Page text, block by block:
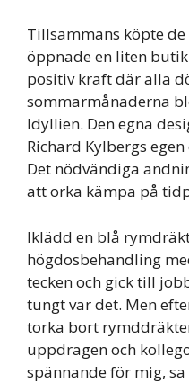
Tillsammans köpte
öppnade en liten
positiv kraft där alla
sommarmånaderna
Idyllien. Den egna
Richard Kylbergs
Det nödvändiga
att orka kämpa på
Iklädd en blå
högdosbehandling
tecken och gick till
tungt var det. Men
torka bort
uppdragen och
spännande för mig, sa